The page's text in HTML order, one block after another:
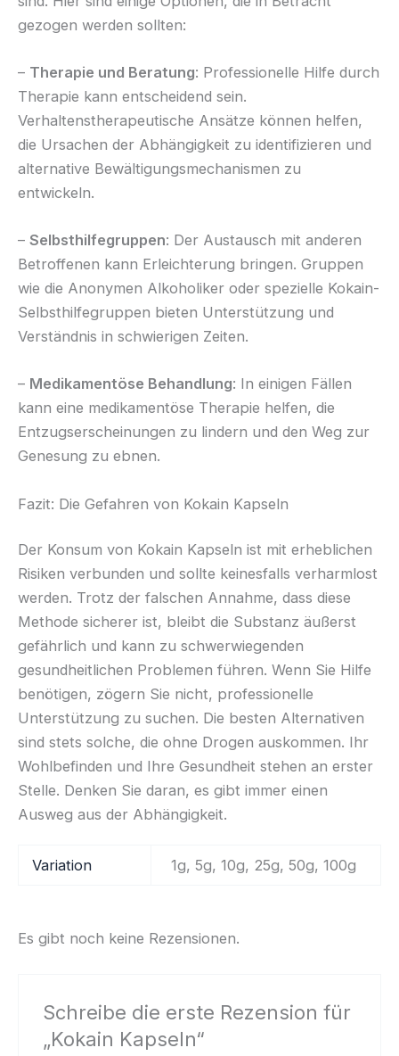
gezogen werden sollten:
– Therapie und Beratung: Professionelle Hilfe durch
Therapie kann entscheidend sein.
Verhaltenstherapeutische Ansätze können helfen,
die Ursachen der Abhängigkeit zu identifizieren und
alternative Bewältigungsmechanismen zu
entwickeln.
– Selbsthilfegruppen: Der Austausch mit anderen
Betroffenen kann Erleichterung bringen. Gruppen
wie die Anonymen Alkoholiker oder spezielle Kokain-
Selbsthilfegruppen bieten Unterstützung und
Verständnis in schwierigen Zeiten.
– Medikamentöse Behandlung: In einigen Fällen
kann eine medikamentöse Therapie helfen, die
Entzugserscheinungen zu lindern und den Weg zur
Genesung zu ebnen.
Fazit: Die Gefahren von Kokain Kapseln
Der Konsum von Kokain Kapseln ist mit erheblichen
Risiken verbunden und sollte keinesfalls verharmlost
werden. Trotz der falschen Annahme, dass diese
Methode sicherer ist, bleibt die Substanz äußerst
gefährlich und kann zu schwerwiegenden
gesundheitlichen Problemen führen. Wenn Sie Hilfe
benötigen, zögern Sie nicht, professionelle
Unterstützung zu suchen. Die besten Alternativen
sind stets solche, die ohne Drogen auskommen. Ihr
Wohlbefinden und Ihre Gesundheit stehen an erster
Stelle. Denken Sie daran, es gibt immer einen
Ausweg aus der Abhängigkeit.
Variation 1g, 5g, 10g, 25g, 50g, 100g
Es gibt noch keine Rezensionen.
Schreibe die erste Rezension für
„Kokain Kapseln“